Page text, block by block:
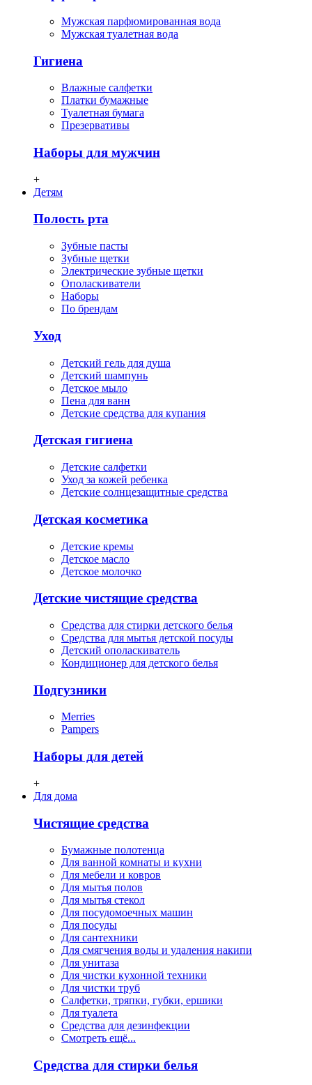
Мужская парфюмированная вода
Мужская туалетная вода
Гигиена
Влажные салфетки
Платки бумажные
Туалетная бумага
Презервативы
Наборы для мужчин
+
Детям
Полость рта
Зубные пасты
Зубные щетки
Электрические зубные щетки
Ополаскиватели
Наборы
По брендам
Уход
Детский гель для душа
Детский шампунь
Детское мыло
Пена для ванн
Детские средства для купания
Детская гигиена
Детские салфетки
Уход за кожей ребенка
Детские солнцезащитные средства
Детская косметика
Детские кремы
Детское масло
Детское молочко
Детские чистящие средства
Средства для стирки детского белья
Средства для мытья детской посуды
Детский ополаскиватель
Кондиционер для детского белья
Подгузники
Merries
Pampers
Наборы для детей
+
Для дома
Чистящие средства
Бумажные полотенца
Для ванной комнаты и кухни
Для мебели и ковров
Для мытья полов
Для мытья стекол
Для посудомоечных машин
Для посуды
Для сантехники
Для смягчения воды и удаления накипи
Для унитаза
Для чистки кухонной техники
Для чистки труб
Салфетки, тряпки, губки, ершики
Для туалета
Средства для дезинфекции
Смотреть ещё...
Средства для стирки белья